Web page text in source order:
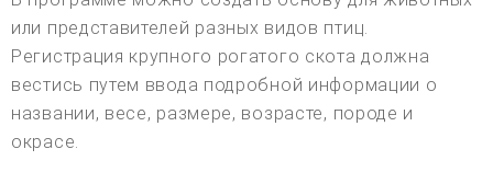
или представителей разных видов птиц.
Регистрация крупного рогатого скота должна
вестись путем ввода подробной информации о
названии, весе, размере, возрасте, породе и
окрасе.